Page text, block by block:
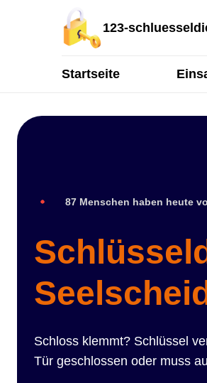
123-
Startseite
87 Menschen haben heute
Schloss klemmt? Schlüssel
Tür geschlossen oder muss